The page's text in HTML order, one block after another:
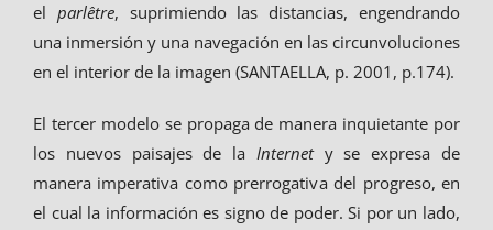
el parlêtre, suprimiendo las distancias, engendrando
una inmersión y una navegación en las circunvoluciones
en el interior de la imagen (SANTAELLA, p. 2001, p.174).
El tercer modelo se propaga de manera inquietante por
los nuevos paisajes de la Internety se expresa de
manera imperativa como prerrogativa del progreso, en
el cual la información es signo de poder. Si por un lado,